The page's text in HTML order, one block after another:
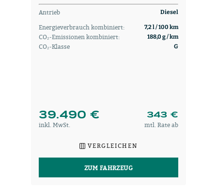
Antrieb Diesel
Energieverbrauch kombiniert: 7,2 l / 100 km
CO₂-Emissionen kombiniert: 188,0 g / km
CO₂-Klasse G
39.490 € 343 €
inkl. MwSt. mtl. Rate ab
VERGLEICHEN
ZUM FAHRZEUG